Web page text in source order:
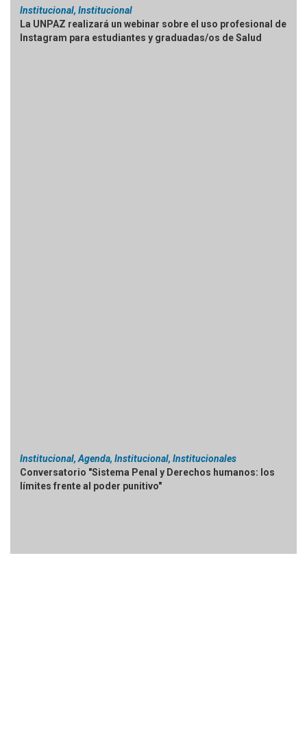
Institucional, Institucional
La UNPAZ realizará un webinar sobre el uso profesional de
Instagram para estudiantes y graduadas/os de Salud
Institucional, Agenda, Institucional, Institucionales
Conversatorio "Sistema Penal y Derechos humanos: los
límites frente al poder punitivo"